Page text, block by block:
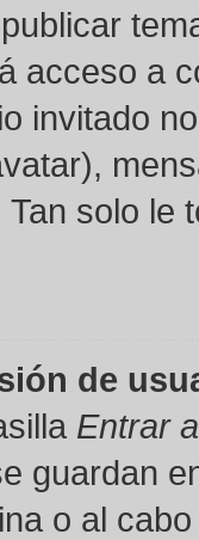
acceso a
invitado
solo le
de
Entrar
guardan
o al